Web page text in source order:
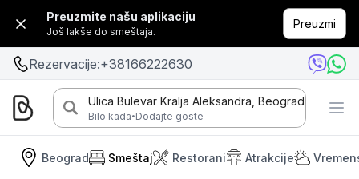
Preuzmite našu aplikaciju
Još lakše do smeštaja.
Preuzmi
Rezervacije:+38166222630
Ulica Bulevar Kralja Aleksandra, Beograd
Bilo kada·Dodajte goste
Beograd Smeštaj Restorani Atrakcije